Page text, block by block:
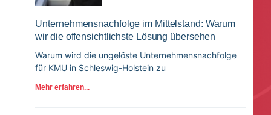
Unternehmensnachfolge im Mittelstand: Warum
wir die offensichtlichste Lösung übersehen
Warum wird die ungelöste Unternehmensnachfolge
für KMU in Schleswig-Holstein zu
Mehr erfahren...